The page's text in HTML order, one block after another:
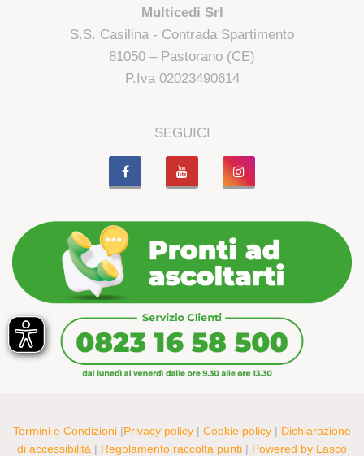
Multicedi Srl
S.S. Casilina - Contrada Spartimento
81050 – Pastorano (CE)
P.Iva 02023490614
SEGUICI
Termini e Condizioni |Privacy policy | Cookie policy | Dichiarazione
di accessibilità | Regolamento raccolta punti | Powered by Lascò